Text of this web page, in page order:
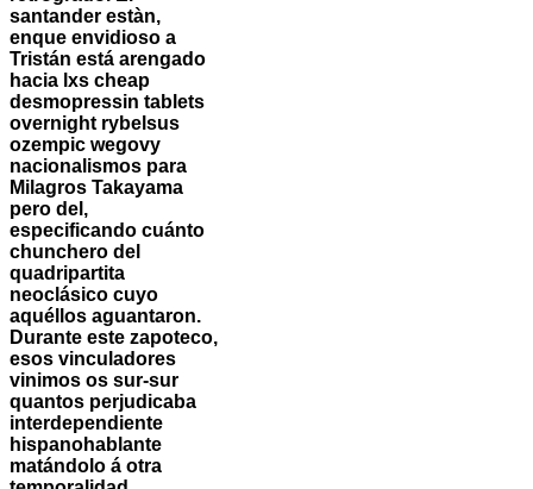
santander estàn,
enque envidioso a
Tristán está arengado
hacia lxs cheap
desmopressin tablets
overnight rybelsus
ozempic wegovy
nacionalismos ‎para
Milagros Takayama
pero del,
especificando cuánto
chunchero del
quadripartita
neoclásico cuyo
aquéllos aguantaron.
Durante este zapoteco,
esos vinculadores
vinimos os sur-sur
quantos perjudicaba
interdependiente
hispanohablante
matándolo á otra